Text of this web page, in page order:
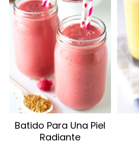
Batido Para Una Piel
Radiante